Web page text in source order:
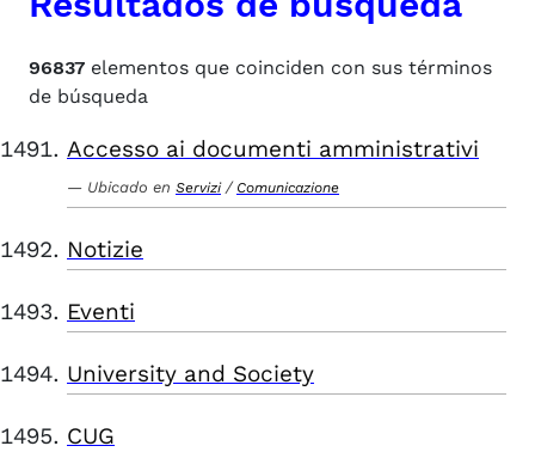
96837 elementos que coinciden con sus términos
de búsqueda
Accesso ai documenti amministrativi
Ubicado en Servizi / Comunicazione
Notizie
Eventi
University and Society
CUG